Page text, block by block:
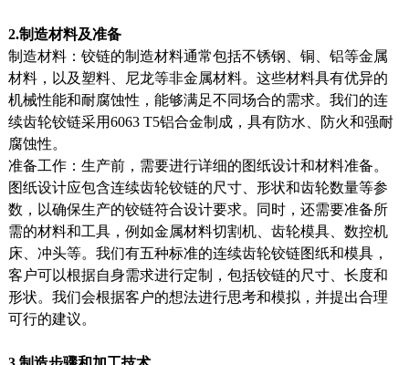
2.制造材料及准备
制造材料：铰链的制造材料通常包括不锈钢、铜、铝等金属
材料，以及塑料、尼龙等非金属材料。这些材料具有优异的
机械性能和耐腐蚀性，能够满足不同场合的需求。我们的连
续齿轮铰链采用6063 T5铝合金制成，具有防水、防火和强耐
腐蚀性。
准备工作：生产前，需要进行详细的图纸设计和材料准备。
图纸设计应包含连续齿轮铰链的尺寸、形状和齿轮数量等参
数，以确保生产的铰链符合设计要求。同时，还需要准备所
需的材料和工具，例如金属材料切割机、齿轮模具、数控机
床、冲头等。我们有五种标准的连续齿轮铰链图纸和模具，
客户可以根据自身需求进行定制，包括铰链的尺寸、长度和
形状。我们会根据客户的想法进行思考和模拟，并提出合理
可行的建议。